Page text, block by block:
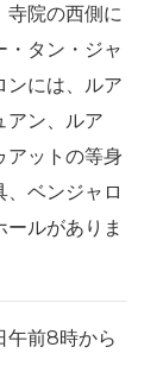
寺院の西側に
・タン・ジャ
ンには、ルア
アン、ルア
アットの等身
ベンジャロ
ルがありま
午前8時から